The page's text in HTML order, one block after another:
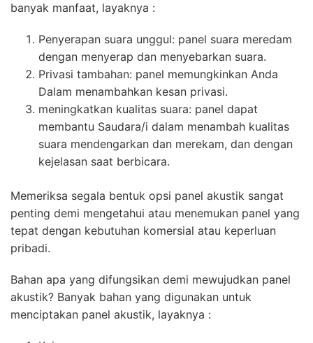
banyak manfaat, layaknya :
Penyerapan suara unggul: panel suara meredam
dengan menyerap dan menyebarkan suara.
Privasi tambahan: panel memungkinkan Anda
Dalam menambahkan kesan privasi.
meningkatkan kualitas suara: panel dapat
membantu Saudara/i dalam menambah kualitas
suara mendengarkan dan merekam, dan dengan
kejelasan saat berbicara.
Memeriksa segala bentuk opsi panel akustik sangat
penting demi mengetahui atau menemukan panel yang
tepat dengan kebutuhan komersial atau keperluan
pribadi.
Bahan apa yang difungsikan demi mewujudkan panel
akustik? Banyak bahan yang digunakan untuk
menciptakan panel akustik, layaknya :